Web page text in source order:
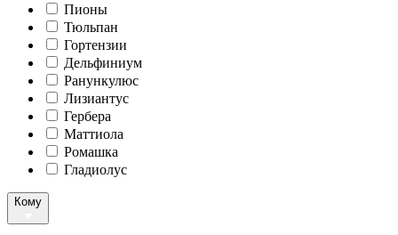
Пионы
Тюльпан
Гортензии
Дельфиниум
Ранункулюс
Лизиантус
Гербера
Маттиола
Ромашка
Гладиолус
Кому